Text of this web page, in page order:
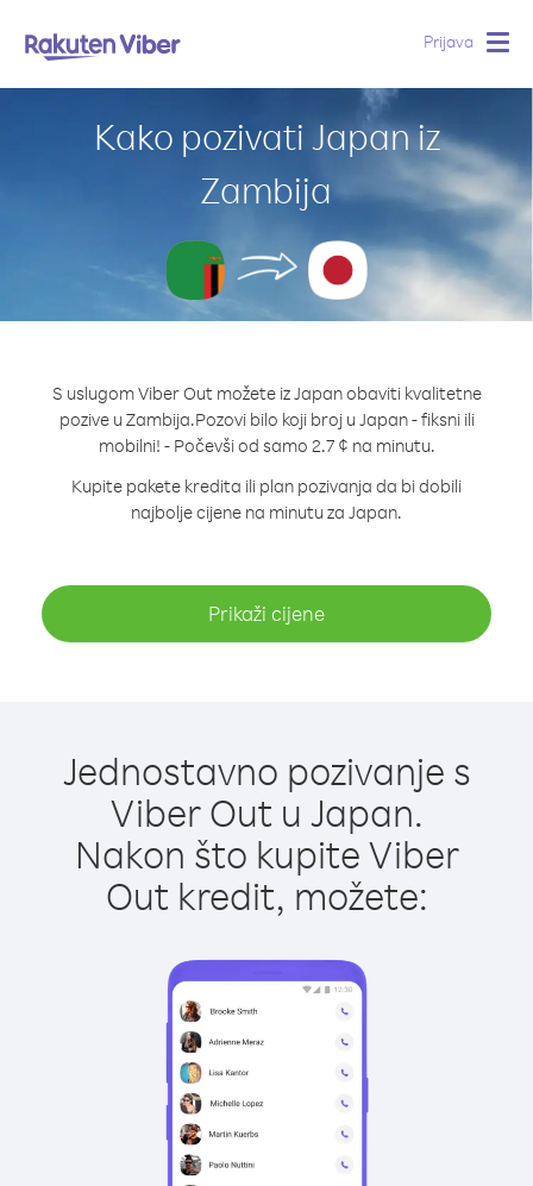
Prijava
Kako pozivati Japan iz
Zambija
S uslugom Viber Out možete iz Japan obaviti kvalitetne
pozive u Zambija.Pozovi bilo koji broj u Japan - fiksni ili
mobilni! - Počevši od samo 2.7 ¢ na minutu.
Kupite pakete kredita ili plan pozivanja da bi dobili
najbolje cijene na minutu za Japan.
Prikaži cijene
Jednostavno pozivanje s
Viber Out u Japan.
Nakon što kupite Viber
Out kredit, možete: